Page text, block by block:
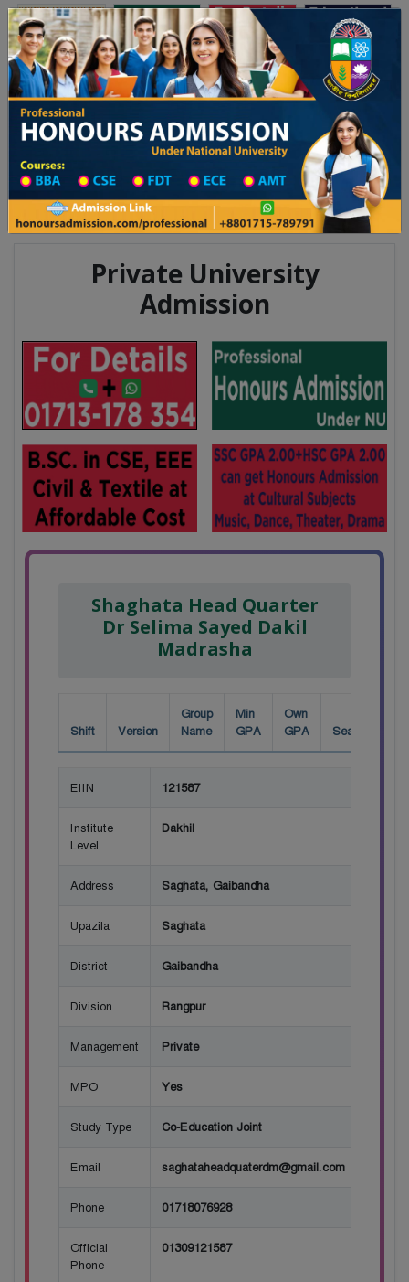
Toggle navigation অনার্স ভর্তি প্রফেশনাল অনার্স
Updates
২৬ শিক্ষাবর্ষের ১ম বর্ষের ভর্তি আবেদন বিজ্ঞপ্তি ঢাকা বিশ্ববিদ্যালয় ২০২৫-২৬
Madrasah in Gaibandha District
Madrasah List Madrasah Information
Private University
Admission
Shaghata Head Quarter
Dr Selima Sayed Dakil
Madrasha
Shift Version
Group
Name
Min
GPA
Own
GPA
Seat
EIIN 121587
Institute
Level
Dakhil
Address Saghata, Gaibandha
Upazila Saghata
District Gaibandha
Division Rangpur
Management Private
MPO Yes
Study Type Co-Education Joint
Email saghataheadquaterdm@gmail.com
Phone 01718076928
Official
Phone
01309121587